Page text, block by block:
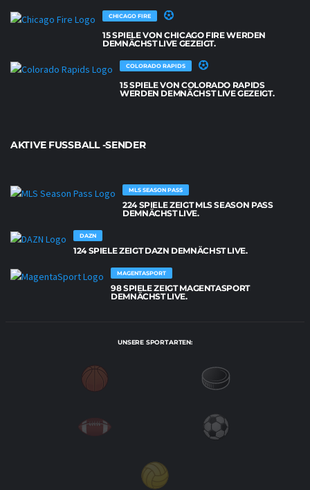
CHICAGO FIRE
15 SPIELE VON CHICAGO FIRE WERDEN
DEMNÄCHST LIVE GEZEIGT.
COLORADO RAPIDS
15 SPIELE VON COLORADO RAPIDS
WERDEN DEMNÄCHST LIVE GEZEIGT.
AKTIVE FUSSBALL -SENDER
MLS SEASON PASS
224 SPIELE ZEIGT MLS SEASON PASS
DEMNÄCHST LIVE.
DAZN
124 SPIELE ZEIGT DAZN DEMNÄCHST LIVE.
MAGENTASPORT
98 SPIELE ZEIGT MAGENTASPORT
DEMNÄCHST LIVE.
UNSERE SPORTARTEN: